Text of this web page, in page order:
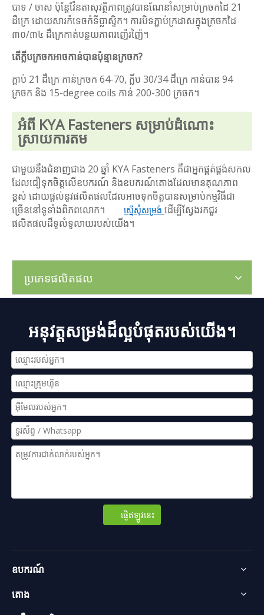
បាទ / ចាស ប៉ុន្តែវ៉ែនតាសុវត្ថិភាពត្រូវបានណែនាំសម្រាប់ក្រចកដៃ 21
ដឺក្រេ ដោយសារកំទេចកំទីប្លាស្ទិក។ ការ​បិទភ្ជាប់​ក្រដាស​ក្នុង​ក្រចកដៃ
៣០/៣៤ ដឺក្រេ​កាត់បន្ថយ​ភាព​រញ៉េរញ៉ៃ។
តើក្លីបក្រចកអាចកាន់បានប៉ុន្មានក្រចក?
ក្ដាប់ 21 ដឺក្រេ កាន់ក្រចក 64-70, ក្លីប 30/34 ដឺក្រេ កាន់បាន 94
ក្រចក និង 15-degree coils កាន់ 200-300 ក្រចក។
អំពី KYA Fasteners សម្រាប់ដំណោះ
ស្រាយការតម
ជាមួយនឹងជំនាញជាង 20 ឆ្នាំ KYA Fasteners គឺជាអ្នកផ្គត់ផ្គង់សកល
ដែលជឿទុកចិត្តលើឧបករណ៍ និងឧបករណ៍តោងដែលមានគុណភាព
ខ្ពស់ ដោយផ្តល់នូវផលិតផលដែលអាចទុកចិត្តបានសម្រាប់កម្មវិធីជា
ច្រើននៅទូទាំងពិភពលោក។ ស្នើសុំសម្រង់ ដើម្បីស្វែងរកជួរ
ផលិតផលដ៏ទូលំទូលាយរបស់យើង។
ប្រភេទផលិតផល
អនុវត្តសម្រង់ដ៏ល្អបំផុតរបស់យើង។
ផ្ញើឥឡូវនេះ
ឧបករណ៍
តោង